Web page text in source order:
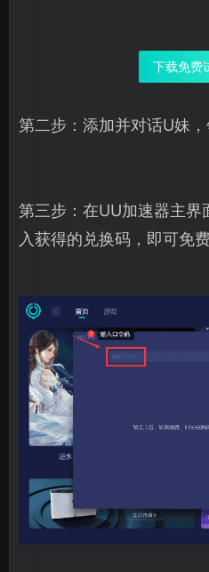
下载免费
第二步：添加并对话U妹，
第三步：在UU加速器主界
入获得的兑换码，即可免